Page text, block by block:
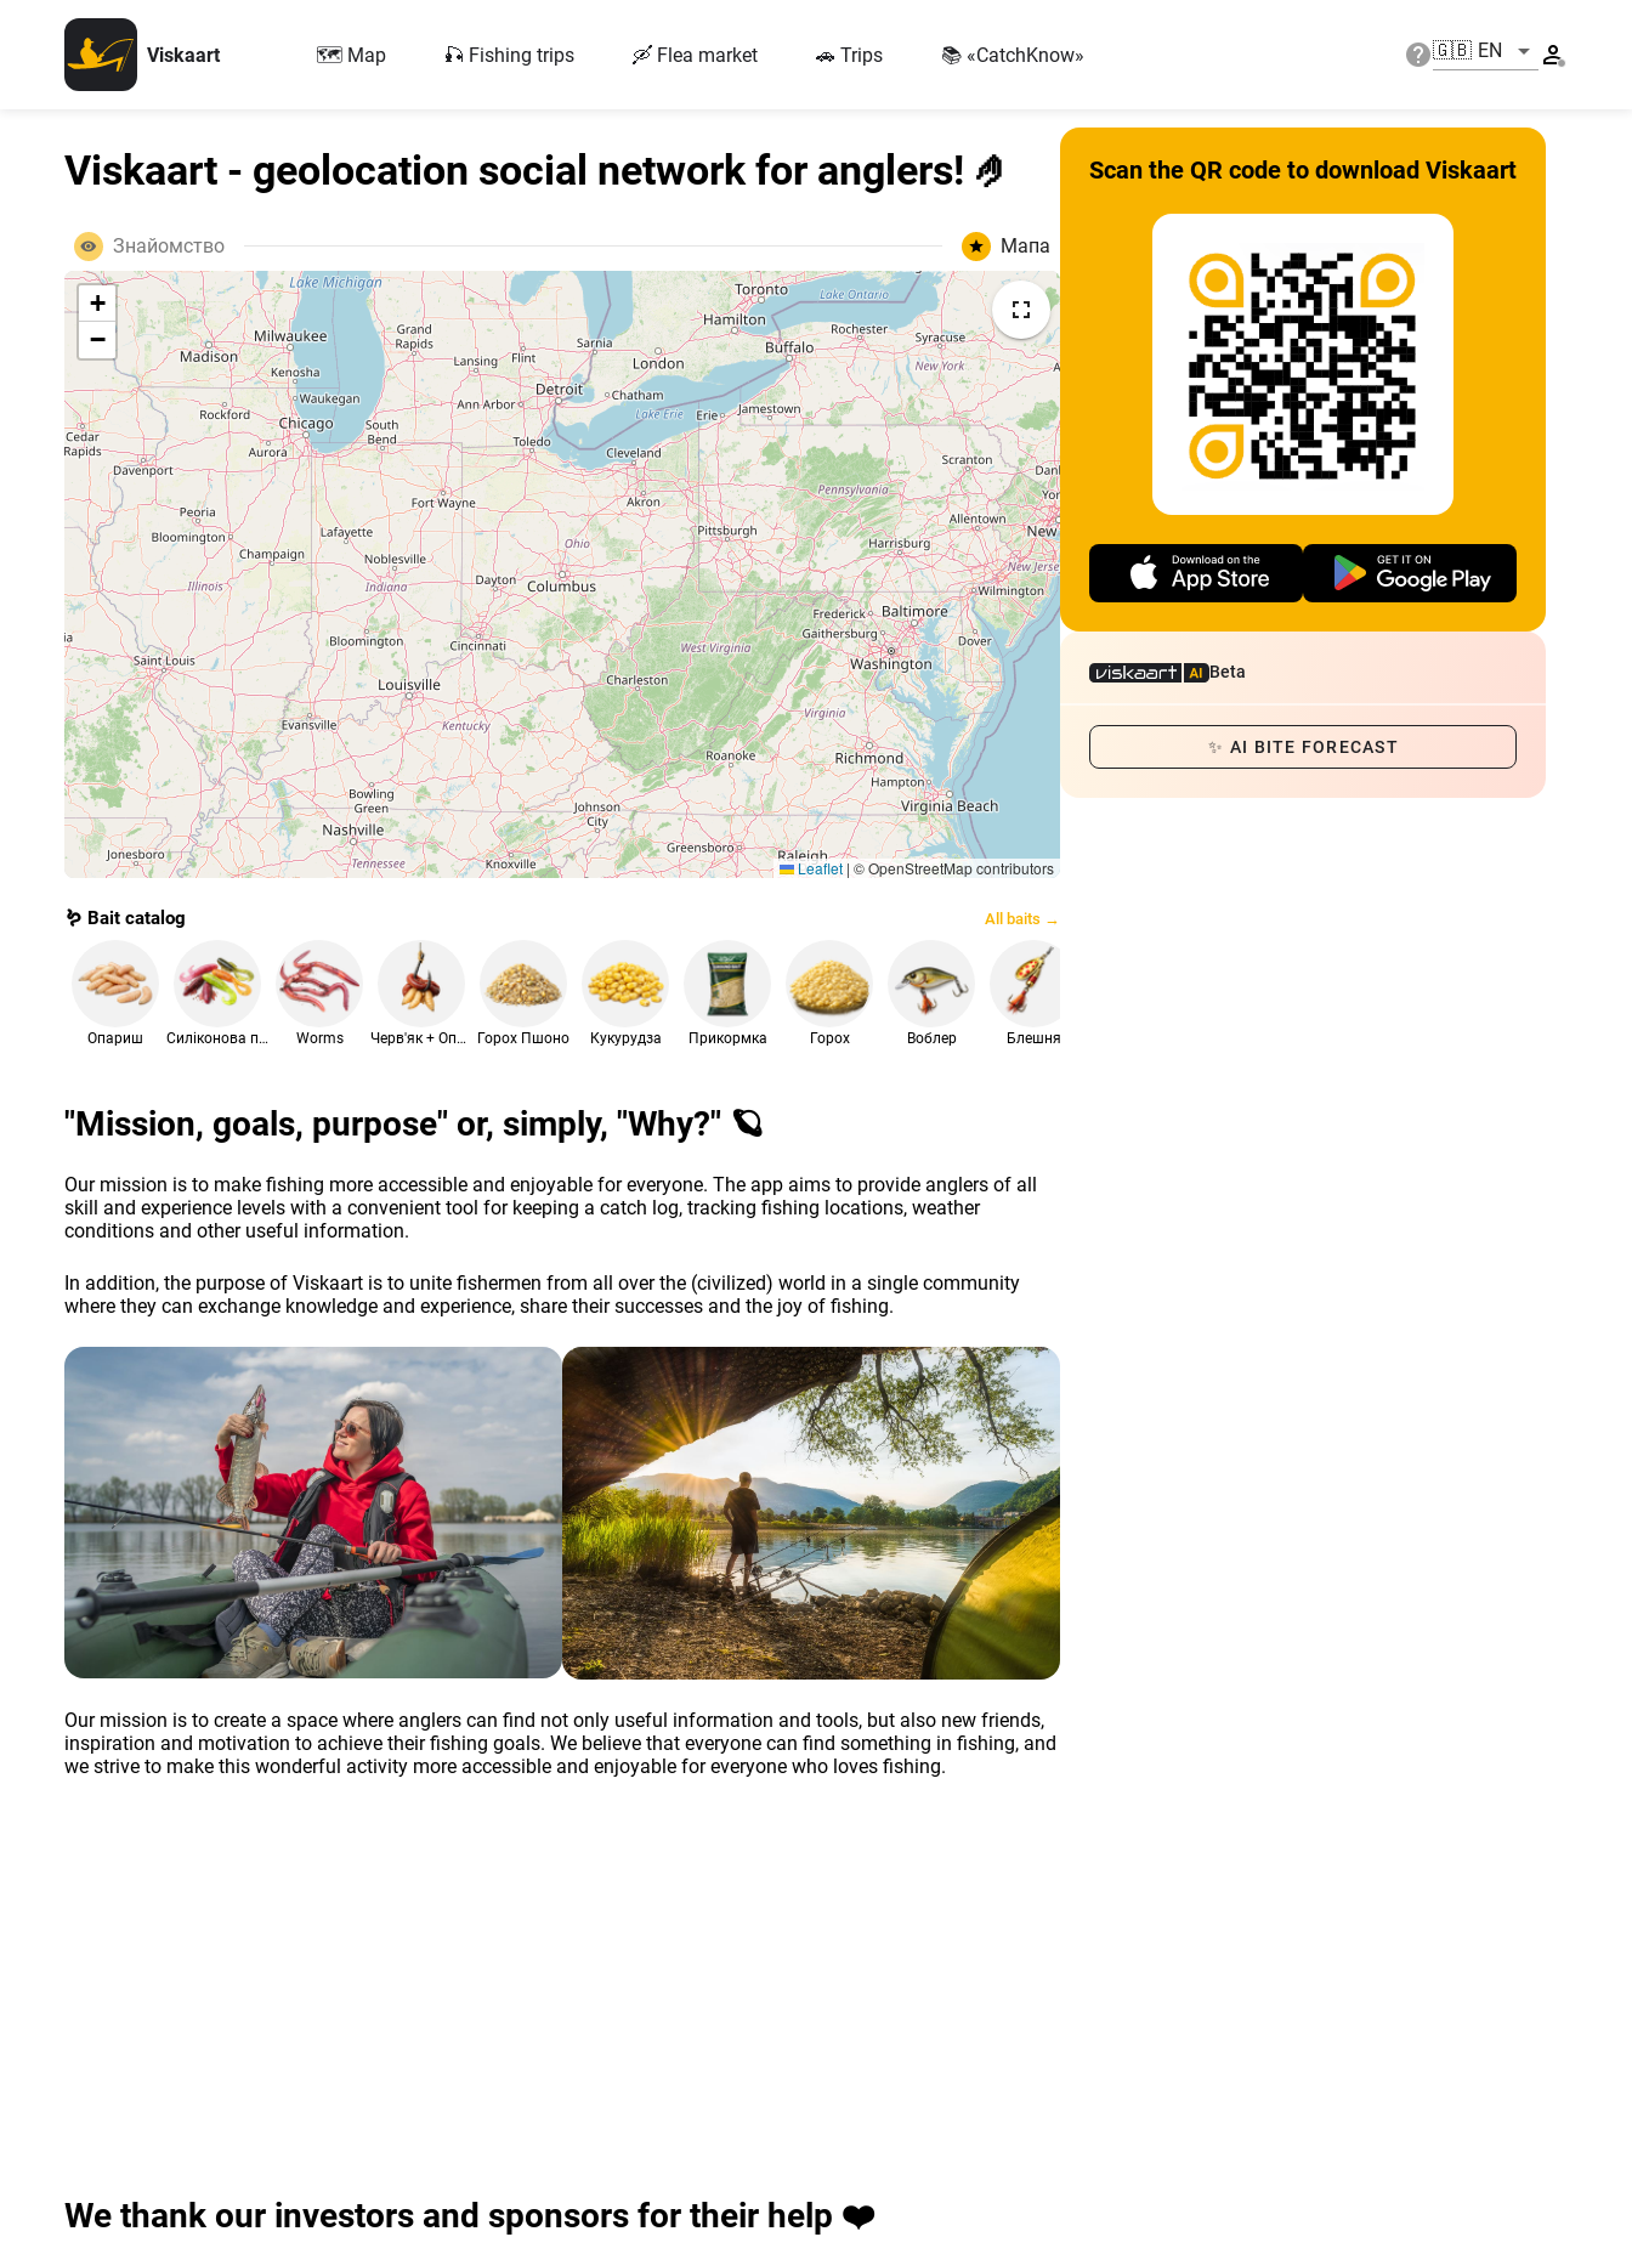
Viskaart 🗺️ Map 🎣 Fishing trips 🛶 Flea market 🚗 Trips 📚 «CatchKnow» 🇬🇧 EN
Viskaart - geolocation social network for anglers! 🤌
Знайомство Мапа
+
−
Leaflet | © OpenStreetMap contributors
🪱 Bait catalog All baits →
Опариш Силіконова приманка Worms Черв'як + Опариш Горох Пшоно Кукурудза Прикормка Горох Воблер Блешня
"Mission, goals, purpose" or, simply, "Why?" 🪐
Our mission is to make fishing more accessible and enjoyable for everyone. The app aims to provide anglers of all
skill and experience levels with a convenient tool for keeping a catch log, tracking fishing locations, weather
conditions and other useful information.
In addition, the purpose of Viskaart is to unite fishermen from all over the (civilized) world in a single community
where they can exchange knowledge and experience, share their successes and the joy of fishing.
Our mission is to create a space where anglers can find not only useful information and tools, but also new friends,
inspiration and motivation to achieve their fishing goals. We believe that everyone can find something in fishing, and
we strive to make this wonderful activity more accessible and enjoyable for everyone who loves fishing.
We thank our investors and sponsors for their help ❤️
Scan the QR code to download Viskaart
Beta
✨ AI BITE FORECAST